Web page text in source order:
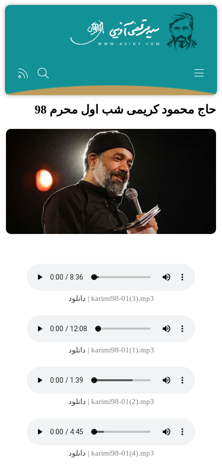
رفتن به محتوای اصلی
حاج محمود کریمی شب اول محرم 98
karimi98-01(3).mp3 | دانلود
karimi98-01(1).mp3 | دانلود
karimi98-01(2).mp3 | دانلود
karimi98-01(4).mp3 | دانلود